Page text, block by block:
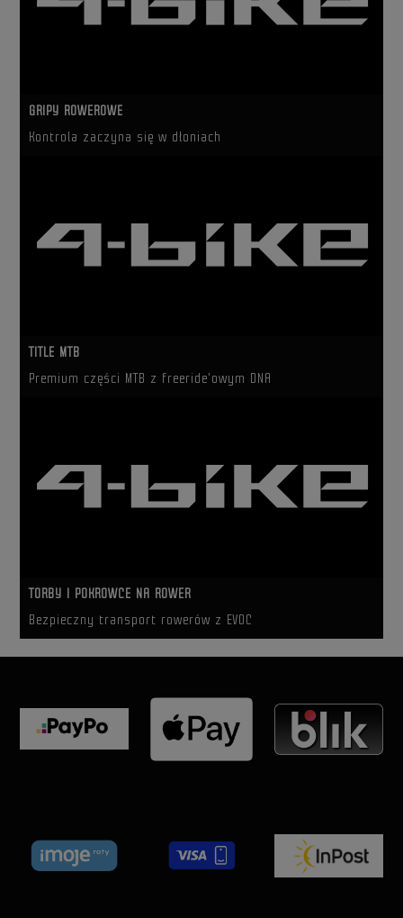
GRIPY ROWEROWE
Kontrola zaczyna się w dłoniach
TITLE MTB
Premium części MTB z freeride'owym DNA
TORBY I POKROWCE NA ROWER
Bezpieczny transport rowerów z EVOC